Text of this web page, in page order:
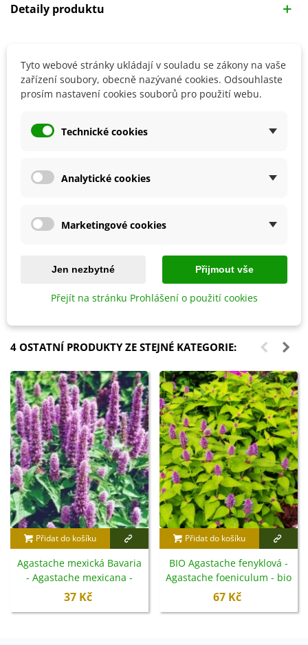
Detaily produktu
Univerzální hnojivo tekuté
Cererit - Forestina Mineral - 1 l
136 Kč
Srážkoměr s držákem - 1 ks
102 Kč
4 OSTATNÍ PRODUKTY ZE STEJNÉ KATEGORIE:
Přidat do košíku
Agastache mexická Bavaria
- Agastache mexicana -
semena - 30 ks
37 Kč
Přidat do košíku
BIO Agastache fenyklová -
Agastache foeniculum - bio
semena - 100 ks
67 Kč
Tyto webové stránky ukládají v souladu se zákony na vaše
zařízení soubory, obecně nazývané cookies. Odsouhlaste
prosím nastavení cookies souborů pro použití webu.
Technické cookies
Analytické cookies
Marketingové cookies
Jen nezbytné Přijmout vše
Přejít na stránku Prohlášení o použití cookies